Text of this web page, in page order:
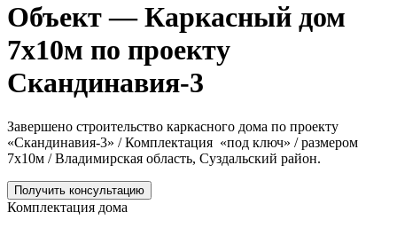
Объект — Каркасный дом
7х10м по проекту
Скандинавия-3
Завершено строительство каркасного дома по проекту
«Скандинавия-3» / Комплектация «под ключ» / размером
7х10м / Владимирская область, Суздальский район.
Получить консультацию
Комплектация дома